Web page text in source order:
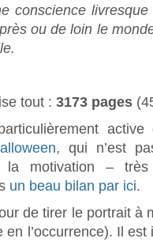
conscience
ou de loin le
tout : 3173 pages
, qui n’est
motivation – très
un beau bilan par ici.
de tirer le portrait à
en l’occurrence). Il